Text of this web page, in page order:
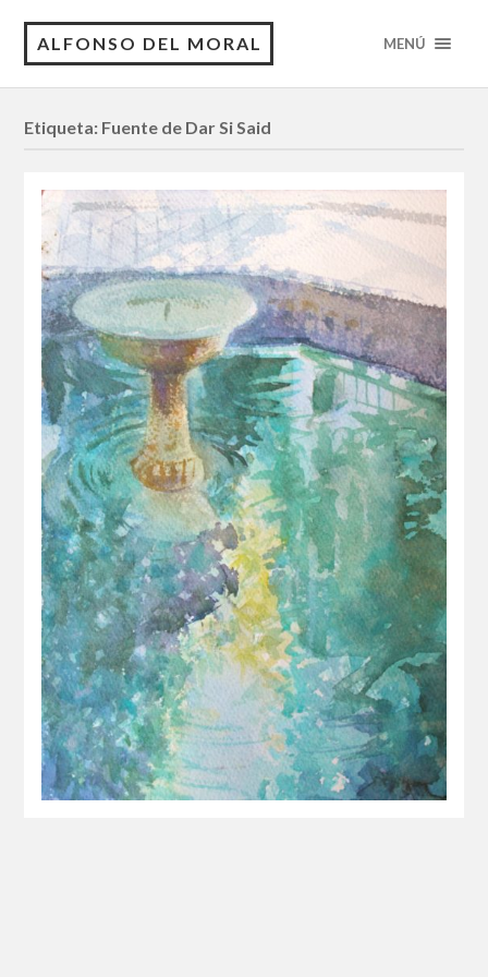
ALFONSO DEL MORAL MENÚ
Etiqueta: Fuente de Dar Si Said